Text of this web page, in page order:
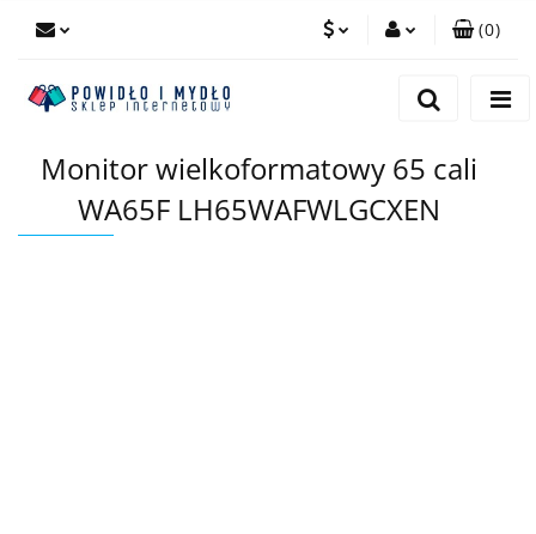
Dodaj zgłoszenie
(0)
Monitor wielkoformatowy 65 cali
WA65F LH65WAFWLGCXEN